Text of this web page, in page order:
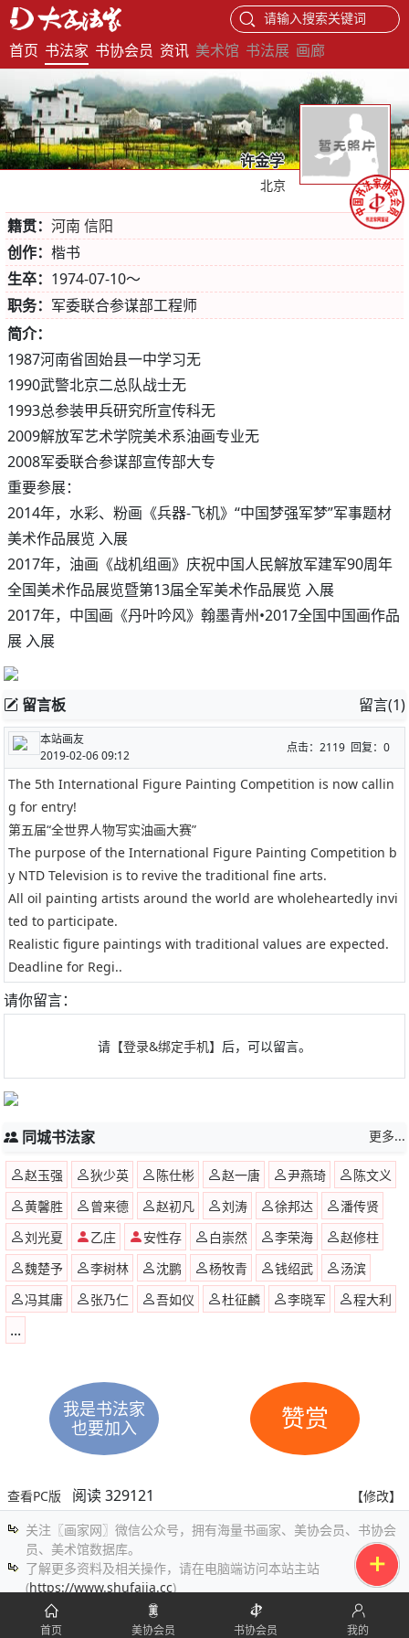
请输入搜索关键词
首页 书法家 书协会员 资讯 美术馆 书法展 画廊
许金学
北京
籍贯： 河南 信阳
创作： 楷书
生卒： 1974-07-10～
职务： 军委联合参谋部工程师
简介：
1987河南省固始县一中学习无
1990武警北京二总队战士无
1993总参装甲兵研究所宣传科无
2009解放军艺术学院美术系油画专业无
2008军委联合参谋部宣传部大专
重要参展：
2014年，水彩、粉画《兵器-飞机》“中国梦强军梦”军事题材
美术作品展览 入展
2017年，油画《战机组画》庆祝中国人民解放军建军90周年
全国美术作品展览暨第13届全军美术作品展览 入展
2017年，中国画《丹叶吟风》翰墨青州•2017全国中国画作品
展 入展
留言板 留言(1)
本站画友
2019-02-06 09:12
点击：2119 回复：0
The 5th International Figure Painting Competition is now callin
g for entry!
第五届“全世界人物写实油画大赛”
The purpose of the International Figure Painting Competition b
y NTD Television is to revive the traditional fine arts.
All oil painting artists around the world are wholeheartedly invi
ted to participate.
Realistic figure paintings with traditional values are expected.
Deadline for Regi..
请你留言：
请 【登录&绑定手机】 后，可以留言。
同城书法家 更多...
赵玉强 狄少英 陈仕彬 赵一唐 尹燕琦
陈文义
黄馨胜
曾来德 赵初凡 刘涛 徐邦达
潘传贤
刘光夏
乙庄 安性存 白崇然 李荣海
赵修柱
魏楚予
李树林 沈鹏 杨牧青 钱绍武
汤滨
冯其庸
张乃仁 吾如仪 杜征麟 李晓军 程大利
...
我是书法家
也要加入
赞赏
【修改】
查看PC版 阅读 329121
关注〖画家网〗微信公众号，拥有海量书画家、美协会员、书协会
员、美术馆数据库。
了解更多资料及相关操作，请在电脑端访问本站主站
(https://www.shufajia.cc)
发现问题请联系本站管理员（微信：huajia-cc）
首页 美协会员 书协会员 我的